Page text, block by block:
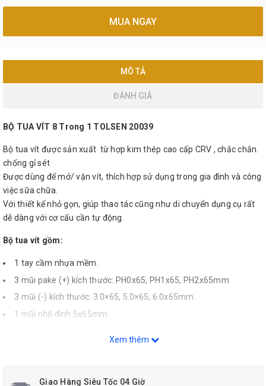
MUA NGAY
MÔ TẢ
ĐÁNH GIÁ
BỘ TUA VÍT 8 Trong 1 TOLSEN 20039
Bộ tua vít được sản xuất từ hợp kim thép cao cấp CRV , chắc chắn.
chống gỉ sét
Được dùng để mở/ vặn vít, thích hợp sử dụng trong gia đình và công
việc sữa chữa.
Với thiết kế nhỏ gọn, giúp thao tác cũng như di chuyển dụng cụ rất
dễ dàng với cơ cấu cần tự động.
Bộ tua vít gồm:
1 tay cầm nhựa mềm.
3 mũi pake (+) kích thước: PH0x65, PH1x65, PH2x65mm
3 mũi (-) kích thước: 3.0×65, 5.0×65, 6.0x65mm.
1 mũi nhổ đinh 5x65mm.
Xem thêm
Giao Hàng Siêu Tốc 04 Giờ